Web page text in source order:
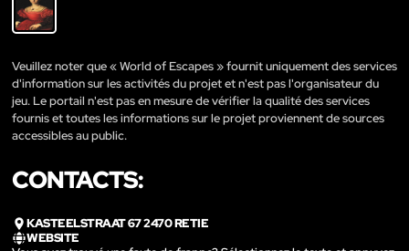
Veuillez noter que « World of Escapes » fournit uniquement des services
d'information sur les activités du projet et n'est pas l'organisateur du
jeu. Le portail n'est pas en mesure de vérifier la qualité des services
fournis et toutes les informations sur le projet proviennent de sources
accessibles au public.
CONTACTS:
KASTEELSTRAAT 67 2470 RETIE
WEBSITE